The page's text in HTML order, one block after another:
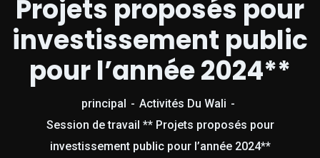
Projets proposés pour
investissement public
pour l’année 2024**
principal
Activités Du Wali
Session de travail ** Projets proposés pour
investissement public pour l’année 2024**